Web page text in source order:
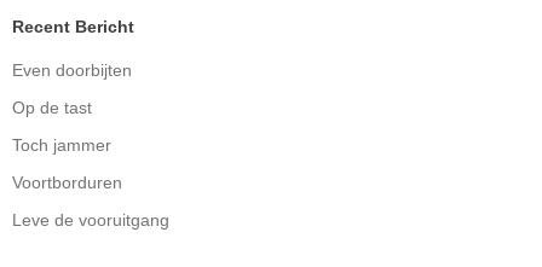
Recent Bericht
Even doorbijten
Op de tast
Toch jammer
Voortborduren
Leve de vooruitgang